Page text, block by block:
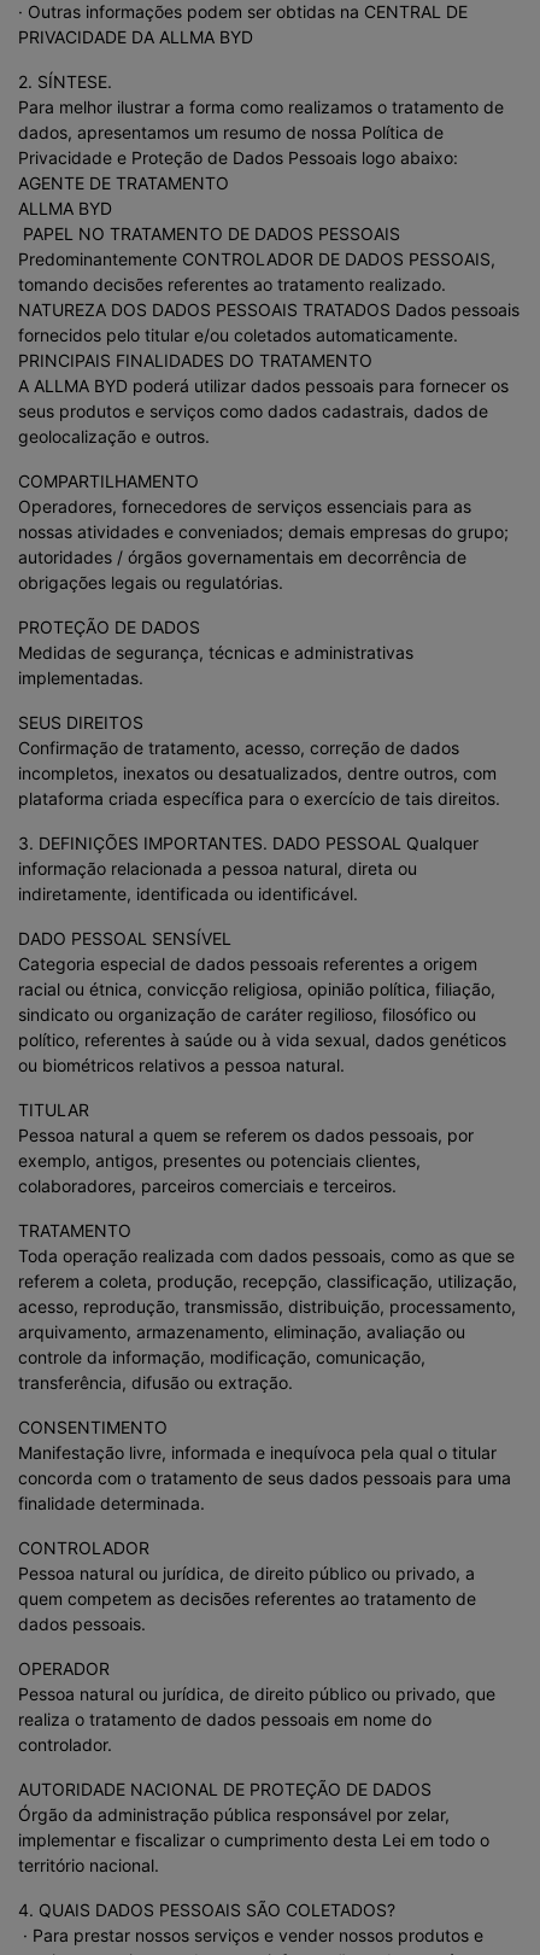
· Outras informações podem ser obtidas na CENTRAL DE
PRIVACIDADE DA ALLMA BYD
2. SÍNTESE.
Para melhor ilustrar a forma como realizamos o tratamento de
dados, apresentamos um resumo de nossa Política de
Privacidade e Proteção de Dados Pessoais logo abaixo:
AGENTE DE TRATAMENTO
ALLMA BYD
PAPEL NO TRATAMENTO DE DADOS PESSOAIS
Predominantemente CONTROLADOR DE DADOS PESSOAIS,
tomando decisões referentes ao tratamento realizado.
NATUREZA DOS DADOS PESSOAIS TRATADOS Dados pessoais
fornecidos pelo titular e/ou coletados automaticamente.
PRINCIPAIS FINALIDADES DO TRATAMENTO
A ALLMA BYD poderá utilizar dados pessoais para fornecer os
seus produtos e serviços como dados cadastrais, dados de
geolocalização e outros.
COMPARTILHAMENTO
Operadores, fornecedores de serviços essenciais para as
nossas atividades e conveniados; demais empresas do grupo;
autoridades / órgãos governamentais em decorrência de
obrigações legais ou regulatórias.
PROTEÇÃO DE DADOS
Medidas de segurança, técnicas e administrativas
implementadas.
SEUS DIREITOS
Confirmação de tratamento, acesso, correção de dados
incompletos, inexatos ou desatualizados, dentre outros, com
plataforma criada específica para o exercício de tais direitos.
3. DEFINIÇÕES IMPORTANTES. DADO PESSOAL Qualquer
informação relacionada a pessoa natural, direta ou
indiretamente, identificada ou identificável.
DADO PESSOAL SENSÍVEL
Categoria especial de dados pessoais referentes a origem
racial ou étnica, convicção religiosa, opinião política, filiação,
sindicato ou organização de caráter regilioso, filosófico ou
político, referentes à saúde ou à vida sexual, dados genéticos
ou biométricos relativos a pessoa natural.
TITULAR
Pessoa natural a quem se referem os dados pessoais, por
exemplo, antigos, presentes ou potenciais clientes,
colaboradores, parceiros comerciais e terceiros.
TRATAMENTO
Toda operação realizada com dados pessoais, como as que se
referem a coleta, produção, recepção, classificação, utilização,
acesso, reprodução, transmissão, distribuição, processamento,
arquivamento, armazenamento, eliminação, avaliação ou
controle da informação, modificação, comunicação,
transferência, difusão ou extração.
CONSENTIMENTO
Manifestação livre, informada e inequívoca pela qual o titular
concorda com o tratamento de seus dados pessoais para uma
finalidade determinada.
CONTROLADOR
Pessoa natural ou jurídica, de direito público ou privado, a
quem competem as decisões referentes ao tratamento de
dados pessoais.
OPERADOR
Pessoa natural ou jurídica, de direito público ou privado, que
realiza o tratamento de dados pessoais em nome do
controlador.
AUTORIDADE NACIONAL DE PROTEÇÃO DE DADOS
Órgão da administração pública responsável por zelar,
implementar e fiscalizar o cumprimento desta Lei em todo o
território nacional.
4. QUAIS DADOS PESSOAIS SÃO COLETADOS?
· Para prestar nossos serviços e vender nossos produtos e